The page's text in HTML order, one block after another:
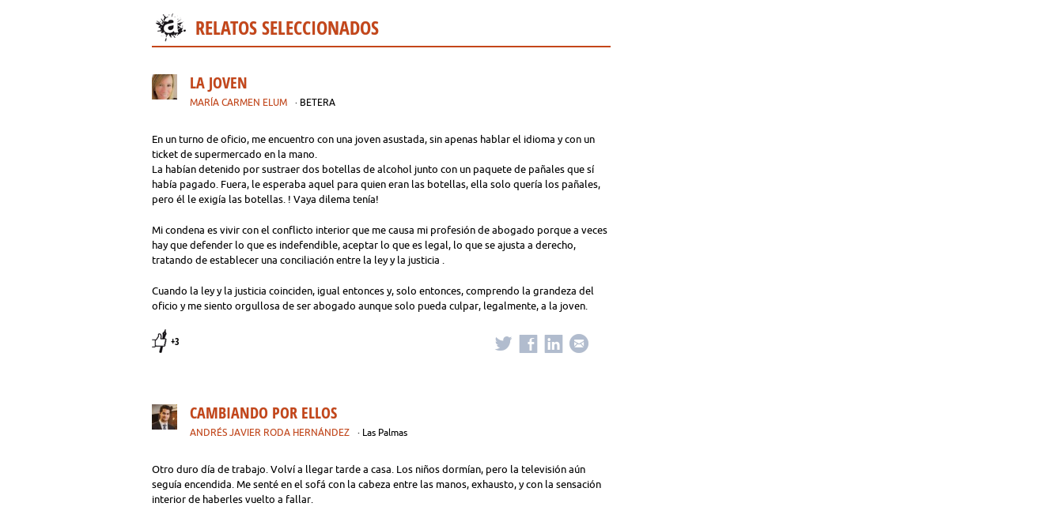
RELATOS SELECCIONADOS
LA JOVEN
MARÍA CARMEN ELUM · BETERA
En un turno de oficio, me encuentro con una joven asustada, sin apenas hablar el idioma y con un
ticket de supermercado en la mano.
La habían detenido por sustraer dos botellas de alcohol junto con un paquete de pañales que sí
había pagado. Fuera, le esperaba aquel para quien eran las botellas, ella solo quería los pañales,
pero él le exigía las botellas. ! Vaya dilema tenía!
Mi condena es vivir con el conflicto interior que me causa mi profesión de abogado porque a veces
hay que defender lo que es indefendible, aceptar lo que es legal, lo que se ajusta a derecho,
tratando de establecer una conciliación entre la ley y la justicia .
Cuando la ley y la justicia coinciden, igual entonces y, solo entonces, comprendo la grandeza del
oficio y me siento orgullosa de ser abogado aunque solo pueda culpar, legalmente, a la joven.
+3
CAMBIANDO POR ELLOS
ANDRÉS JAVIER RODA HERNÁNDEZ · Las Palmas
Otro duro día de trabajo. Volví a llegar tarde a casa. Los niños dormían, pero la televisión aún
seguía encendida. Me senté en el sofá con la cabeza entre las manos, exhausto, y con la sensación
interior de haberles vuelto a fallar.